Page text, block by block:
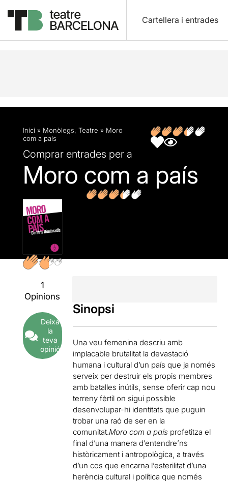
Cartellera i entrades
Descripció Fitxa artística Opinions Articles
Inici » Monòlegs, Teatre » Moro
com a país
Comprar entrades per a
Moro com a país
1
Opinions
Deixa
la
teva
opinió
Sinopsi
Una veu femenina descriu amb
implacable brutalitat la devastació
humana i cultural d’un país que ja només
serveix per destruir els propis membres
amb batalles inútils, sense oferir cap nou
terreny fèrtil on sigui possible
desenvolupar-hi identitats que puguin
trobar una raó de ser en la
comunitat.Moro com a país profetitza el
final d’una manera d’entendre’ns
històricament i antropològica, a través
d’un cos que encarna l’esterilitat d’una
herència cultural i política que només